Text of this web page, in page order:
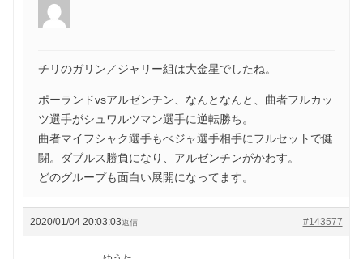
チリのガリン／ジャリー組は大金星でしたね。
ポーランドvsアルゼンチン、なんとなんと、曲者フルカッ
ツ選手がシュワルツマン選手に逆転勝ち。
曲者マイフシャク選手もぺジャ選手相手にフルセットで健
闘。ダブルス勝負になり、アルゼンチンがかわす。
どのグループも面白い展開になってます。
2020/01/04 20:03:03 #143577
返信